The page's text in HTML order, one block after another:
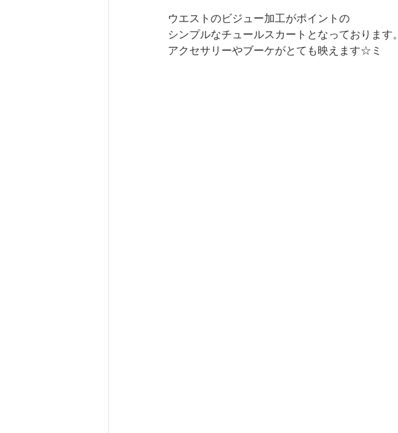
ウエストのビジュー加工がポイントの
シンプルなチュールスカートとなっております。
アクセサリーやブーケがとても映えます☆ミ